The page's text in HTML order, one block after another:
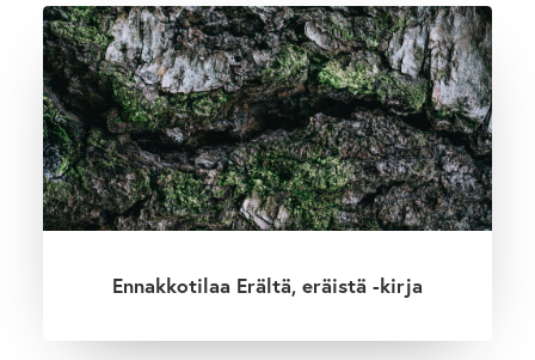
Ennakkotilaa Erältä, eräistä -kirja